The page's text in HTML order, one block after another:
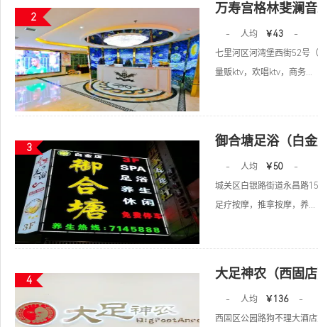
2
万寿宫格林斐澜
- 人均 ￥43
-
七里河区河湾堡西街52号
量贩ktv，欢唱ktv，商务...
3 御合塘足浴（白
- 人均 ￥50
-
城关区白银路街道永昌路
足疗按摩，推拿按摩，养...
4 大足神农（西固
- 人均 ￥136
-
西固区公园路狗不理大酒